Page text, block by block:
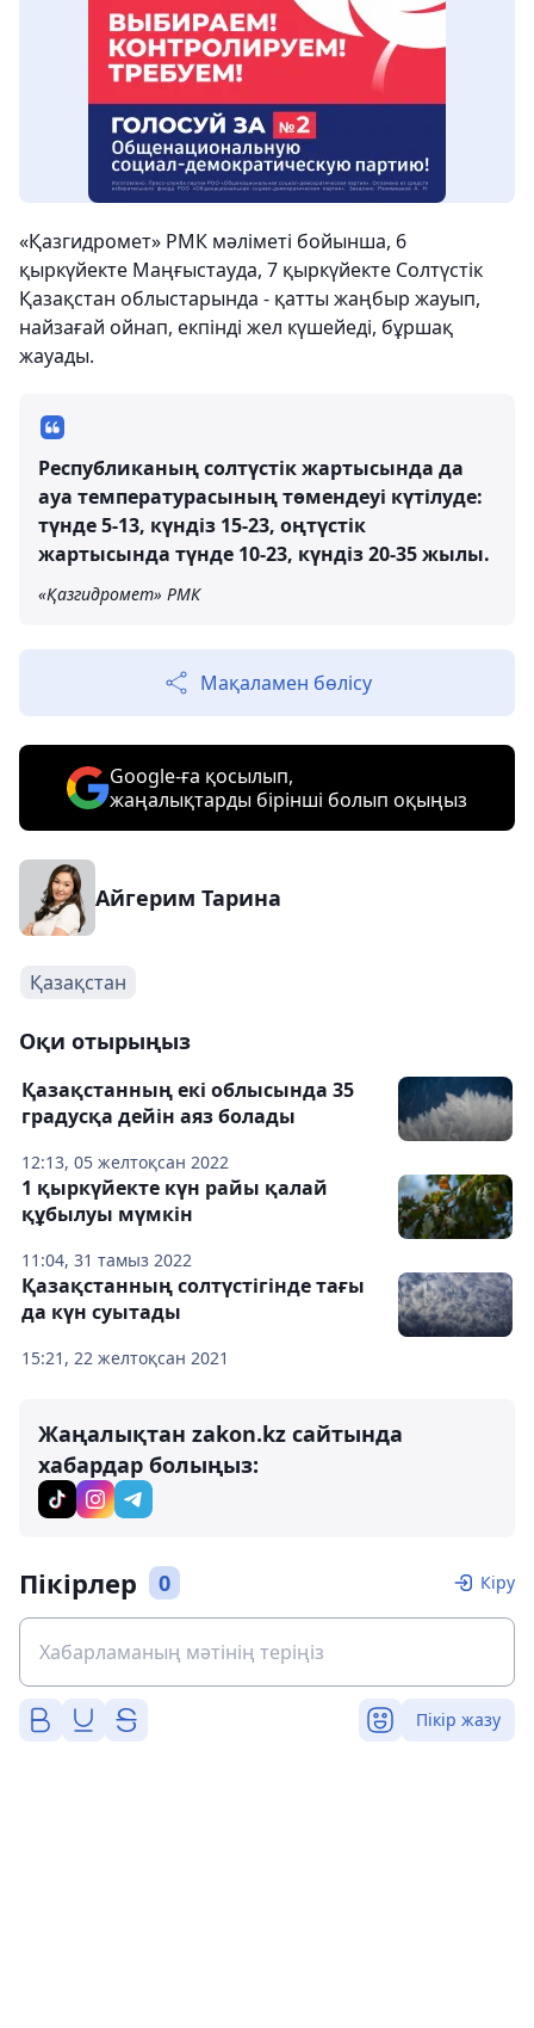
«Қазгидромет» РМК мәліметі бойынша, 6
қыркүйекте Маңғыстауда, 7 қыркүйекте Солтүстік
Қазақстан облыстарында - қатты жаңбыр жауып,
найзағай ойнап, екпінді жел күшейеді, бұршақ
жауады.
Республиканың солтүстік жартысында да
ауа температурасының төмендеуі күтілуде:
түнде 5-13, күндіз 15-23, оңтүстік
жартысында түнде 10-23, күндіз 20-35 жылы.
«Қазгидромет» РМК
Мақаламен бөлісу
Google-ға қосылып,
жаңалықтарды бірінші болып оқыңыз
Айгерим Тарина
Қазақстан
Оқи отырыңыз
12:13, 05 желтоқсан 2022
Қазақстанның екі облысында 35
градусқа дейін аяз болады
11:04, 31 тамыз 2022
1 қыркүйекте күн райы қалай
құбылуы мүмкін
15:21, 22 желтоқсан 2021
Қазақстанның солтүстігінде тағы
да күн суытады
Жаңалықтан zakon.kz сайтында
хабардар болыңыз:
Пікірлер 0 Кіру
Пікір жазу